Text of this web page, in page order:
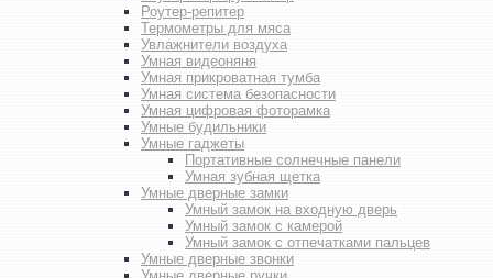
Роутер-репитер
Термометры для мяса
Увлажнители воздуха
Умная видеоняня
Умная прикроватная тумба
Умная система безопасности
Умная цифровая фоторамка
Умные будильники
Умные гаджеты
Портативные солнечные панели
Умная зубная щетка
Умные дверные замки
Умный замок на входную дверь
Умный замок с камерой
Умный замок с отпечатками пальцев
Умные дверные звонки